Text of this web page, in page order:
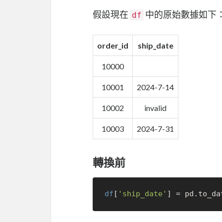
假設現在 df 中的原始數據如下：
order_id ship_date
10000
10001 2024-7-14
10002 invalid
10003 2024-7-31
轉換前
df [ 'ship_date' ] =